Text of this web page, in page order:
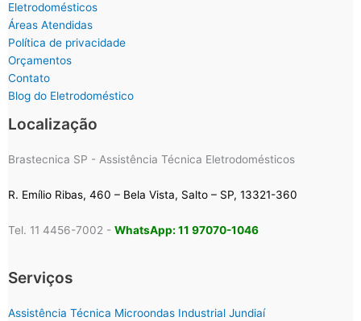
Eletrodomésticos
Áreas Atendidas
Política de privacidade
Orçamentos
Contato
Blog do Eletrodoméstico
Localização
Brastecnica SP - Assistência Técnica Eletrodomésticos
R. Emílio Ribas, 460 – Bela Vista, Salto – SP, 13321-360
Tel. 11 4456-7002 - WhatsApp: 11 97070-1046
Serviços
Assistência Técnica Microondas Industrial Jundiaí